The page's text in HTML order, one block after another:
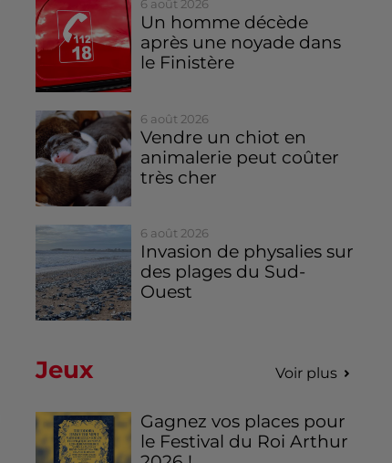
6 août 2026
Un homme décède
après une noyade dans
le Finistère
6 août 2026
Vendre un chiot en
animalerie peut coûter
très cher
6 août 2026
Invasion de physalies sur
des plages du Sud-
Ouest
Jeux Voir plus
Gagnez vos places pour
le Festival du Roi Arthur